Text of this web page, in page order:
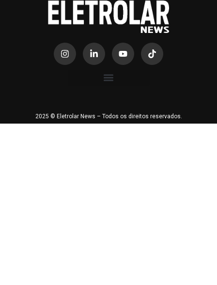
2025 © Eletrolar News – Todos os direitos reservados.